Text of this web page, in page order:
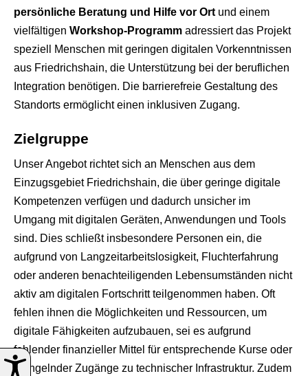
persönliche Beratung und Hilfe vor Ort und einem
vielfältigen Workshop-Programm adressiert das Projekt
speziell Menschen mit geringen digitalen Vorkenntnissen
aus Friedrichshain, die Unterstützung bei der beruflichen
Integration benötigen. Die barrierefreie Gestaltung des
Standorts ermöglicht einen inklusiven Zugang.
Zielgruppe
Unser Angebot richtet sich an Menschen aus dem
Einzugsgebiet Friedrichshain, die über geringe digitale
Kompetenzen verfügen und dadurch unsicher im
Umgang mit digitalen Geräten, Anwendungen und Tools
sind. Dies schließt insbesondere Personen ein, die
aufgrund von Langzeitarbeitslosigkeit, Fluchterfahrung
oder anderen benachteiligenden Lebensumständen nicht
aktiv am digitalen Fortschritt teilgenommen haben. Oft
fehlen ihnen die Möglichkeiten und Ressourcen, um
digitale Fähigkeiten aufzubauen, sei es aufgrund
fehlender finanzieller Mittel für entsprechende Kurse oder
mangelnder Zugänge zu technischer Infrastruktur. Zudem